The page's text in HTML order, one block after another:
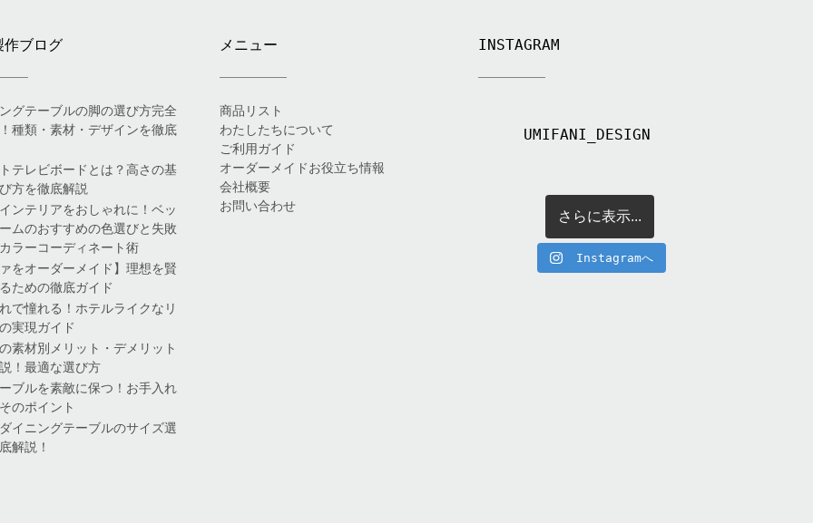
作ブログ
グテーブルの脚の選び方完全
種類・素材・デザインを徹底
テレビボードとは？高さの基
方を徹底解説
ンテリアをおしゃれに！ベッ
ムのおすすめの色選びと失敗
ラーコーディネート術
をオーダーメイド】理想を賢
ための徹底ガイド
で憧れる！ホテルライクなリ
実現ガイド
素材別メリット・デメリット
！最適な選び方
ブルを素敵に保つ！お手入れ
のポイント
イニングテーブルのサイズ選
解説！
メニュー
商品リスト
わたしたちについて
ご利用ガイド
オーダーメイドお役立ち情報
会社概要
お問い合わせ
INSTAGRAM
UMIFANI_DESIGN
さらに表示...
Instagramへ